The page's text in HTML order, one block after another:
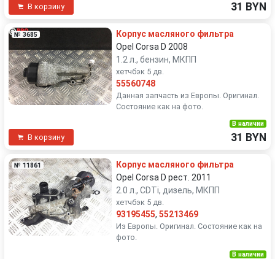
В корзину 31 BYN
№ 3685
Корпус масляного фильтра
Opel Corsa D 2008
1.2 л., бензин, МКПП
хетчбэк 5 дв.
55560748
Данная запчасть из Европы. Оригинал.
Состояние как на фото.
В корзину
В наличии
31 BYN
№ 11861
Корпус масляного фильтра
Opel Corsa D рест. 2011
2.0 л., CDTi, дизель, МКПП
хетчбэк 5 дв.
93195455, 55213469
Из Европы. Оригинал. Состояние как на
фото.
В наличии